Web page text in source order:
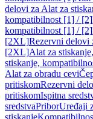
delovi za Alat za
kompatibilnost [1] / [2]
kompatibilnost [1] / [2]
[2XL]Rezervni delovi
[2XL]Alat za
stiskanje,
Alat za obradu cevi
pritiskomRezervni
pritiskomIspitna
sredstvaPriborUređaji
stiskanje